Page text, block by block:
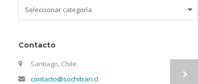
Contacto
Santiago, Chile.
contacto@sochitran.cl